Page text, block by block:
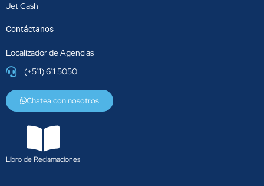
Jet Cash
Contáctanos
Localizador de Agencias
(+511) 611 5050
Chatea con nosotros
Libro de Reclamaciones